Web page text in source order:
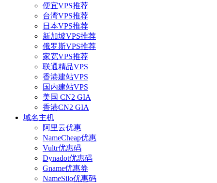
便宜VPS推荐
台湾VPS推荐
日本VPS推荐
新加坡VPS推荐
俄罗斯VPS推荐
家宽VPS推荐
联通精品VPS
香港建站VPS
国内建站VPS
美国 CN2 GIA
香港CN2 GIA
域名主机
阿里云优惠
NameCheap优惠
Vultr优惠码
Dynadot优惠码
Gname优惠券
NameSilo优惠码